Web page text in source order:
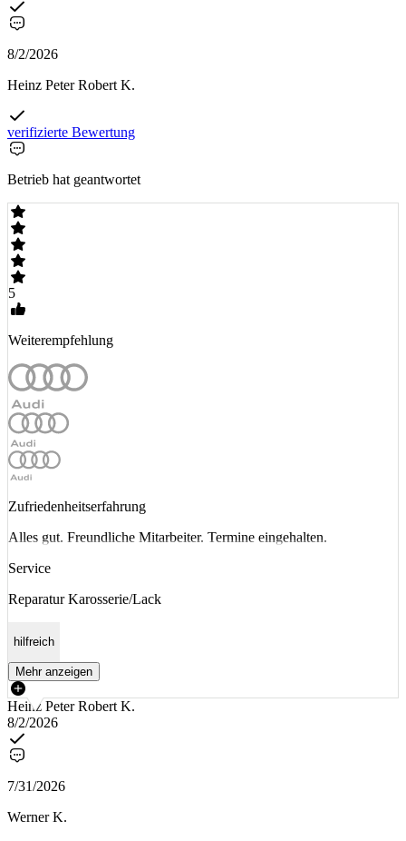
8/2/2026
Heinz Peter Robert K.
verifizierte Bewertung
Betrieb hat geantwortet
5
Weiterempfehlung
Zufriedenheitserfahrung
Alles gut. Freundliche Mitarbeiter. Termine eingehalten.
Service
Reparatur Karosserie/Lack
hilfreich
Mehr anzeigen
Heinz Peter Robert K.
8/2/2026
7/31/2026
Werner K.